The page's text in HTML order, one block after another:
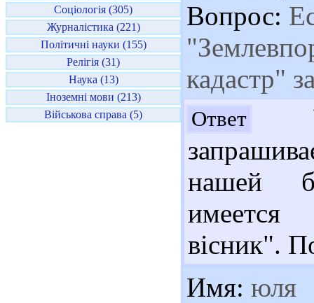
Соціологія (305)
Журналістика (221)
Політичні науки (155)
Релігія (31)
Наука (13)
Іноземні мови (213)
Військова справа (5)
Вопрос:
кадастр"
Ответ
нашей
вісник".
Имя: юля